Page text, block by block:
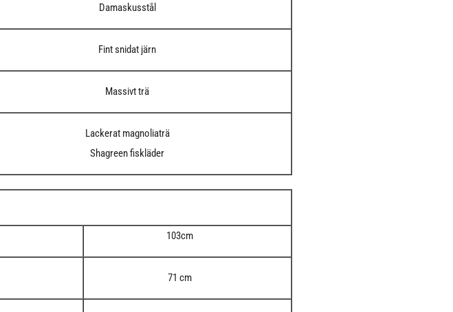
Damaskusstål
Fint snidat järn
Massivt trä
Lackerat magnoliaträ
Shagreen fiskläder
103cm
71 cm